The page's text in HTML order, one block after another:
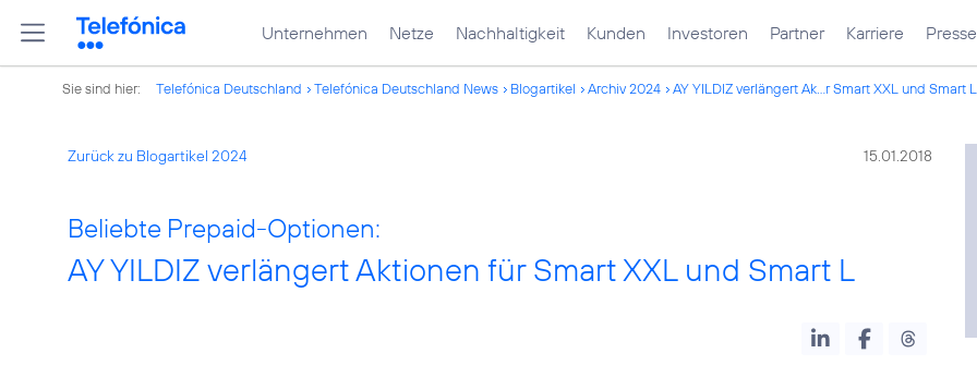
Unternehmen Netze Nachhaltigkeit Kunden Investoren Partner Karriere Presse
Sie sind hier: Telefónica Deutschland Telefónica Deutschland News Blogartikel Archiv 2024 AY YILDIZ verlängert Ak...r Smart XXL und Smart L
Zurück zu Blogartikel 2024 15.01.2018
Beliebte Prepaid-Optionen:
AY YILDIZ verlängert Aktionen für Smart XXL und Smart L